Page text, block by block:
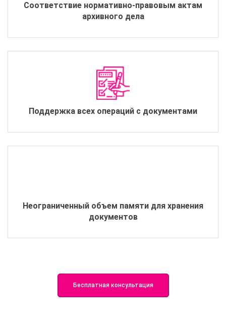
Соответствие нормативно-правовым актам
архивного дела
Поддержка всех операций с документами
Неограниченный объем памяти для хранения
документов
Бесплатная консультация